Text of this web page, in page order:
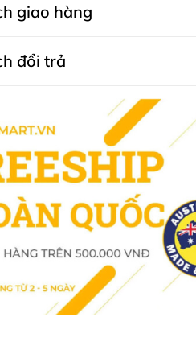
vị dựa trên sở thích cá nhân.
tiết niệu, giảm nhanh
điều trị và cải thiện các tình
bằng độ pH có trong
đạo, giảm đau rát.
ngăn chặn vi khuẩn bám trên
kích thích cơ thể đào thải
bệnh viên nhiễm đường
giao hàng
đổi trả